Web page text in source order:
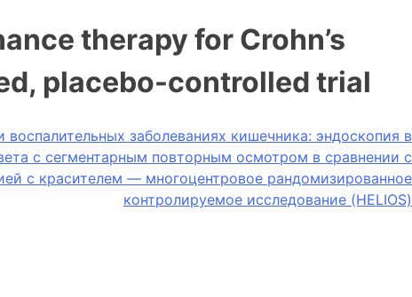
therapy for Crohn’s
placebo-controlled trial
заболеваниях кишечника: эндоскопия в
с сегментарным повторным осмотром в сравнении с
с красителем — многоцентровое рандомизированное
контролируемое исследование (HELIOS)